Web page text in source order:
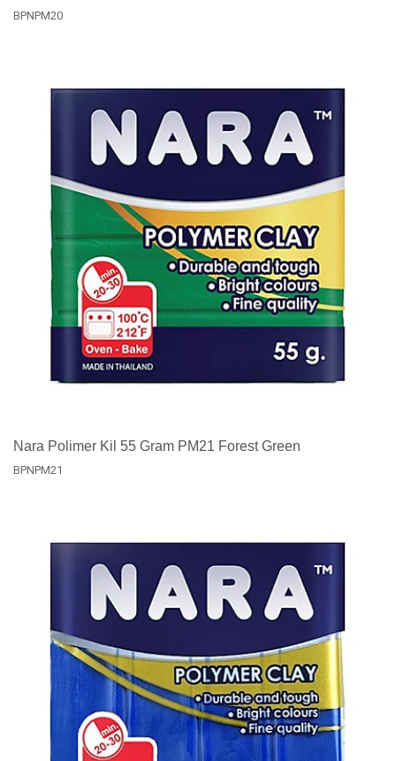
BPNPM20
Nara Polimer Kil 55 Gram PM21 Forest Green
BPNPM21